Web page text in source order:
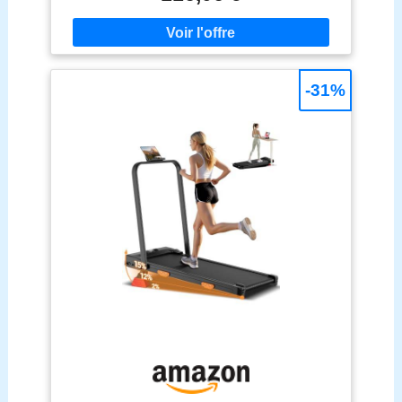
intégrées, il se soulève et se déplace facilement,
sportive tout en travaillant, en regardant la
télévision ou en vous relaxant chez vous. Le tapis
de marche compact indispensable. 【Facile à
ranger】: Grâce à ses roulettes intégrées, vous
pouvez le déplacer sans effort vers le bureau, la
chambre ou toute autre pièce. Son encombrement
réduit permet une installation flexible, même dans
un angle, sans sacrifier d'espace.
bruit, garantissant un entraînement fluide et stable.
-31%